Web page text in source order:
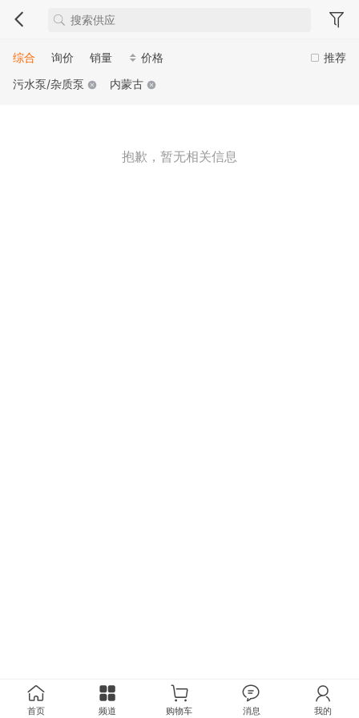
推荐
综合 询价 销量
价格
污水泵/杂质泵
内蒙古
抱歉，暂无相关信息
首页 频道 购物车 消息 我的